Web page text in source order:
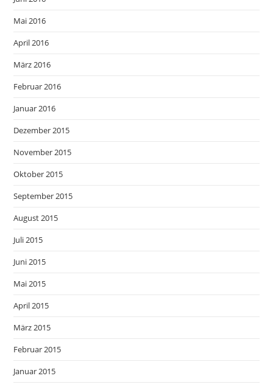
Mai 2016
April 2016
März 2016
Februar 2016
Januar 2016
Dezember 2015
November 2015
Oktober 2015
September 2015
August 2015
Juli 2015
Juni 2015
Mai 2015
April 2015
März 2015
Februar 2015
Januar 2015